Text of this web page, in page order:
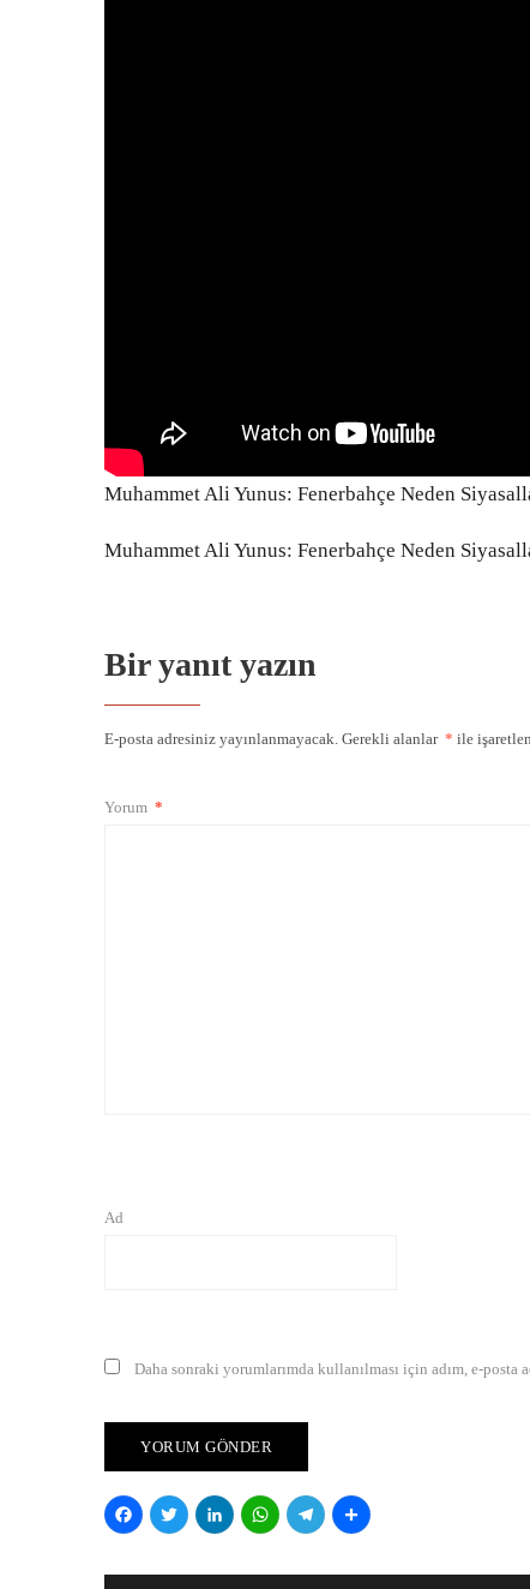
Muhammet Ali Yunus: Fenerbahçe Neden
Muhammet Ali Yunus: Fenerbahçe Neden
Bir yanıt yazın
E-posta adresiniz yayınlanmayacak. Gerekli alanlar * ile
Yorum *
Ad
Daha sonraki yorumlarımda kullanılması için adım, e-posta
Facebook
Twitter
LinkedIn
WhatsApp
Telegram